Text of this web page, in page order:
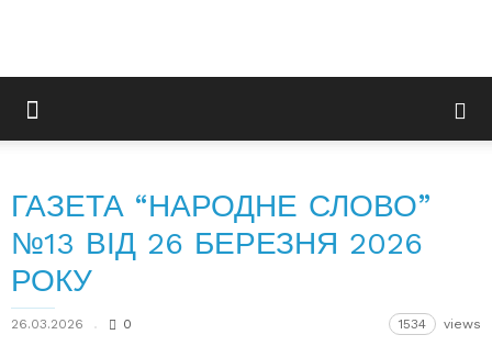
ГАЗЕТА “НАРОДНЕ СЛОВО”
№13 ВІД 26 БЕРЕЗНЯ 2026
РОКУ
26.03.2026 0 1534 views